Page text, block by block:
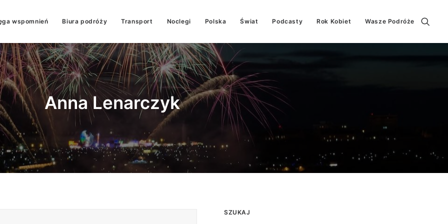
wspomnień Biura podróży Transport Noclegi Polska Świat Podcasty Rok Kobiet Wasze Podróże
Anna Lenarczyk
SZUKAJ